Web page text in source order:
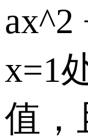
ax^2
x=1
值，